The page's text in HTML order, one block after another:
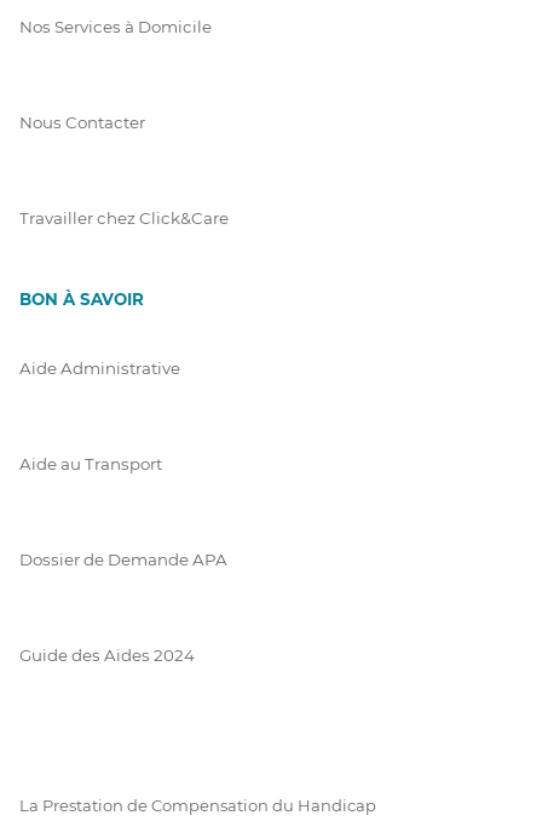
Nos Services à Domicile
Nous Contacter
Travailler chez Click&Care
BON À SAVOIR
Aide Administrative
Aide au Transport
Dossier de Demande APA
Guide des Aides 2024
La Prestation de Compensation du Handicap